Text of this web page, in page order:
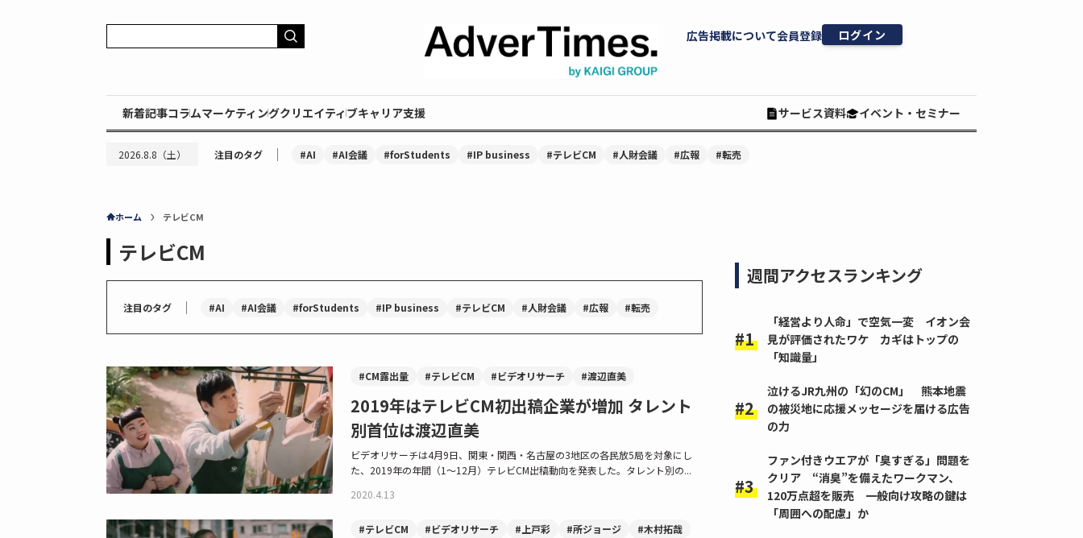
広告掲載について会員登録 ログイン
新着記事コラムマーケティングクリエイティブキャリア支援 サービス資料 イベント・セミナー
2026.8.8（土） 注目のタグ ｜ #AI #AI会議 #forStudents #IP business #テレビCM #人財会議 #広報 #転売
ホーム テレビCM
テレビCM
注目のタグ ｜ #AI #AI会議 #forStudents #IP business #テレビCM #人財会議 #広報 #転売
#CM露出量 #テレビCM #ビデオリサーチ #渡辺直美
2019年はテレビCM初出稿企業が増加 タレント
別首位は渡辺直美
ビデオリサーチは4月9日、関東・関西・名古屋の3地区の各民放5局を対象にし
た、2019年の年間（1～12月）テレビCM出稿動向を発表した。タレント別の...
2020.4.13
#テレビCM #ビデオリサーチ #上戸彩 #所ジョージ #木村拓哉
週間アクセスランキング
「経営より人命」で空気一変 イオン会
見が評価されたワケ カギはトップの
「知識量」
泣けるJR九州の「幻のCM」 熊本地震
の被災地に応援メッセージを届ける広告
の力
ファン付きウエアが「臭すぎる」問題を
クリア “消臭”を備えたワークマン、
120万点超を販売 一般向け攻略の鍵は
「周囲への配慮」か